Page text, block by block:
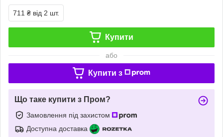
711 ₴ від 2 шт.
Купити
або
Купити з
Що таке купити з Пром?
Замовлення під захистом
Доступна доставка